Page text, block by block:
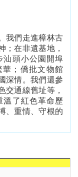
我們走進樟林古
；在非遺基地，
汕頭小公園開埠
華；僑批文物館
深情。我們還參
交通線舊址等，
溫了紅色革命歷
、重情、守根的